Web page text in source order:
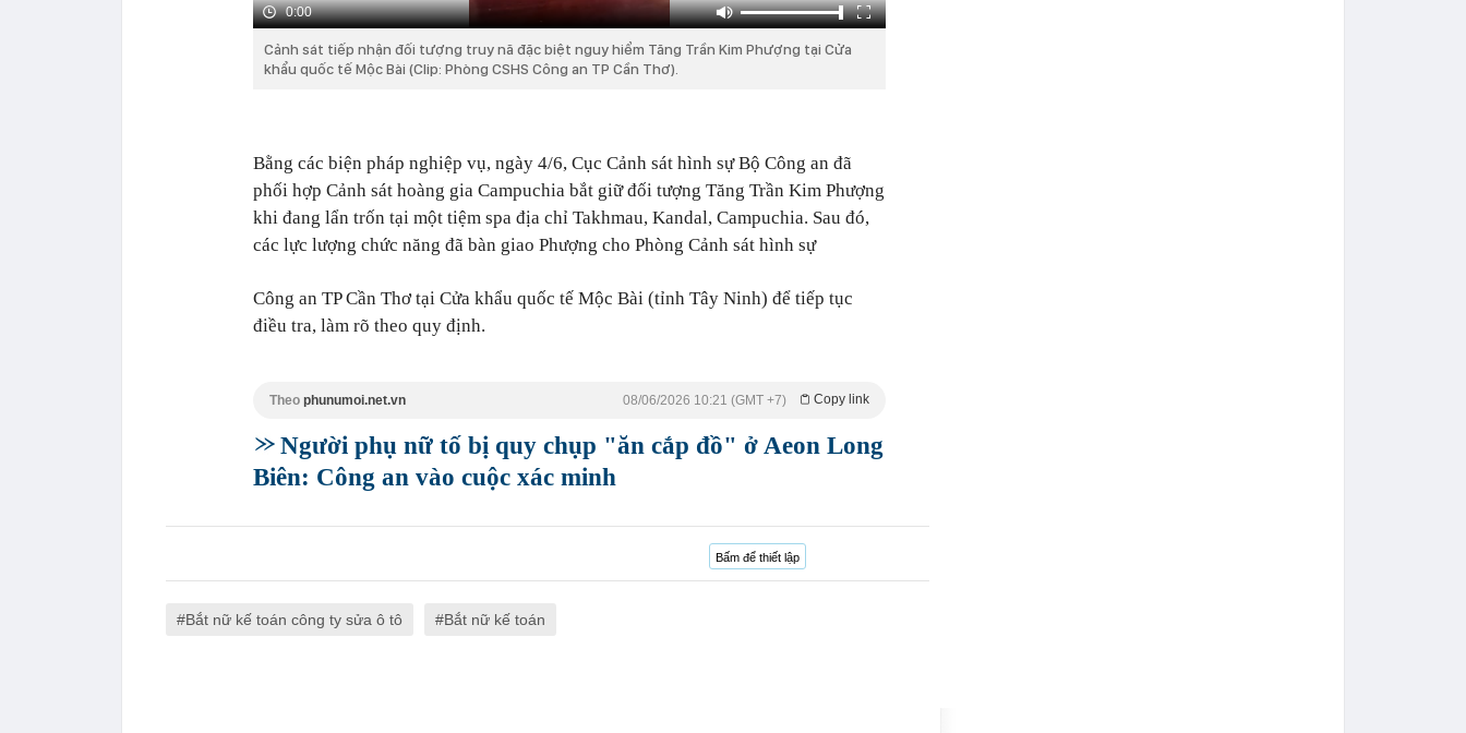
0:00
Cảnh sát tiếp nhận đối tượng truy nã đặc biệt nguy hiểm Tăng Trần Kim Phượng tại Cửa
khẩu quốc tế Mộc Bài (Clip: Phòng CSHS Công an TP Cần Thơ).
Bằng các biện pháp nghiệp vụ, ngày 4/6, Cục Cảnh sát hình sự Bộ Công an đã
phối hợp Cảnh sát hoàng gia Campuchia bắt giữ đối tượng Tăng Trần Kim Phượng
khi đang lẩn trốn tại một tiệm spa địa chỉ Takhmau, Kandal, Campuchia. Sau đó,
các lực lượng chức năng đã bàn giao Phượng cho Phòng Cảnh sát hình sự
Công an TP Cần Thơ tại Cửa khẩu quốc tế Mộc Bài (tỉnh Tây Ninh) để tiếp tục
điều tra, làm rõ theo quy định.
Theo phunumoi.net.vn Copy link
08/06/2026 10:21 (GMT +7)
Người phụ nữ tố bị quy chụp "ăn cắp đồ" ở Aeon Long
Biên: Công an vào cuộc xác minh
Bấm để thiết lập
Bắt nữ kế toán công ty sửa ô tô Bắt nữ kế toán